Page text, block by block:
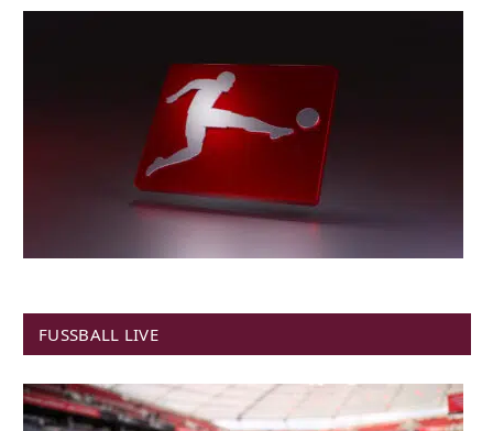
FUSSBALL LIVE